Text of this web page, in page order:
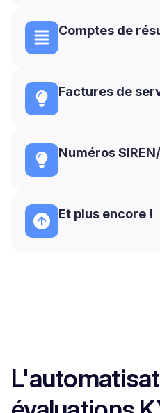
Comptes de
Factures de
Numéros
Et plus encore !